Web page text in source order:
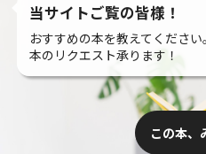
当サイトご覧の皆様！
おすすめの本を教えてください。
本のリクエスト承ります！
この本、